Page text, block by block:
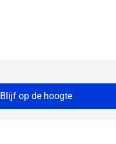
Blijf op de hoogte